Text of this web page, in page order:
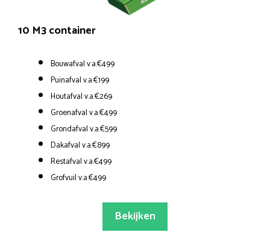
10 M3 container
Bouwafval v.a.€499
Puinafval v.a.€199
Houtafval v.a.€269
Groenafval v.a.€499
Grondafval v.a.€599
Dakafval v.a.€899
Restafval v.a.€499
Grofvuil v.a.€499
Bekijken